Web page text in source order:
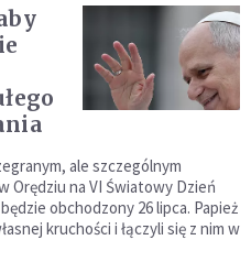
ale szczególnym
Orędziu na VI Światowy Dzień
obchodzony 26 lipca. Papież
kruchości i łączyli się z nim w